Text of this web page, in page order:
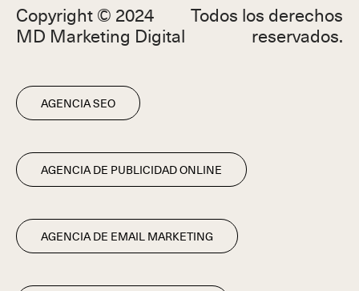
Copyright © 2024
MD Marketing Digital
Todos los derechos
reservados.
AGENCIA SEO
AGENCIA DE PUBLICIDAD ONLINE
AGENCIA DE EMAIL MARKETING